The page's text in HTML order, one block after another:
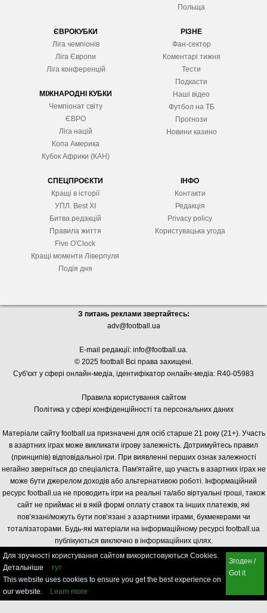
Польща
ЄВРОКУБКИ
Ліга чемпіонів
Ліга Європи
Ліга конференцій
МІЖНАРОДНІ КУБКИ
Чемпіонат світу
ЄВРО
Ліга націй
Копа Америка
Кубок Африки (КАН)
РІЗНЕ
Фан-сектор
Коментарі тижня
Тести
Подкасти
Наші відео
Футбол на ТБ
Прогнози
Новини казино
СПЕЦПРОЄКТИ
Кращі в історії
УПЛ. Best XІ
Битва редакцій
Правила життя
Five O'Clock
Кращі моменти Ліверпуля
Подія дня
ІНФО
Контакти
Редакція
Privacy policy
Користувацька угода
З питань реклами звертайтесь:
adv@football.ua
E-mail редакції: info@football.ua.
© 2025 football Всі права захищені.
Суб'єкт у сфері онлайн-медіа, ідентифікатор онлайн-медіа: R40-05983
Правила користування сайтом
Політика у сфері конфіденційності та персональних даних
Матеріали сайту football.ua призначені для осіб старше 21 року (21+). Участь
в азартних іграх може викликати ігрову залежність. Дотримуйтесь правил
(принципів) відповідальної гри. При виявленні перших ознак залежності
негайно зверніться до спеціаліста. Пам'ятайте, що участь в азартних іграх не
може бути джерелом доходів або альтернативою роботі. Інформаційний
ресурс football.ua не проводить ігри на реальні та/або віртуальні гроші, також
сайт не приймає ні в якій формі оплату ставок та інших платежів, які
пов’язані/можуть бути пов’язані з азартними іграми, букмекерами чи
тоталізаторами. Будь-які матеріали на інформаційному ресурсі football.ua
публікуються виключно в інформаційних цілях.
Для зручності користування сайтом використовуються Cookies.
Детальніше
тут
This website uses cookies to ensure you get the best experience on
our website.
Learn more
Згоден /
Got it